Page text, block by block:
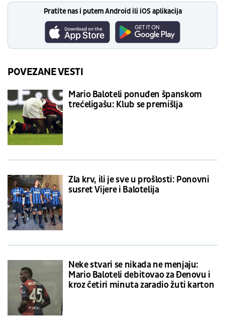
Pratite nas i putem Android ili iOS aplikacija
POVEZANE VESTI
Mario Baloteli ponuđen španskom
trećeligašu: Klub se premišlja
Zla krv, ili je sve u prošlosti: Ponovni
susret Vijere i Balotelija
Neke stvari se nikada ne menjaju:
Mario Baloteli debitovao za Đenovu i
kroz četiri minuta zaradio žuti karton